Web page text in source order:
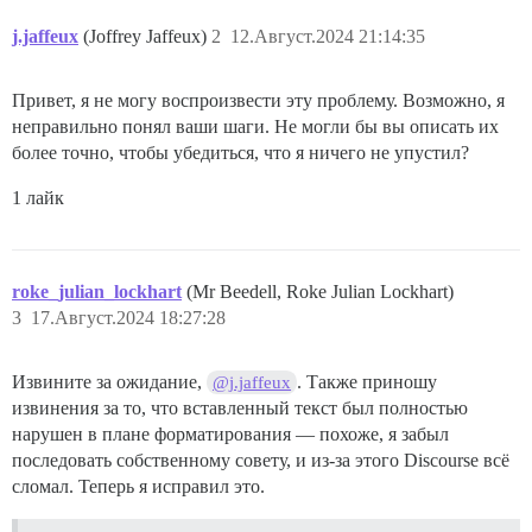
1. > Дата
1. > Место
1. > Имя пациента
1. > Причина визита
1. > Опасения пациента
1. > Лекарственные средства
1. > Примечания к лекарствам
1. > Группа крови
1. > Рецепт на очки
1. > Описание рецепта
1. > Описание восстановления
1. > Дата операции
1. > Описание операции
1. > Медицинские состояния
1. > Диагноз
1. > Психическое здоровье
1. > Примечания к терапии
1. > Сервер
1. > База данных
1. > Имя пользователя
1. > Псевдоним
#### **ВОДИТЕЛЬСКОЕ УДОСТОВЕРЕНИЕ**
1. > Полное имя
1. > Адрес
j.jaffeux (Joffrey Jaffeux) 12.Август.2024 21:14:35
2
Привет, я не могу воспроизвести эту проблему. Возможно, я
неправильно понял ваши шаги. Не могли бы вы описать их
более точно, чтобы убедиться, что я ничего не упустил?
1 лайк
roke_julian_lockhart (Mr Beedell, Roke Julian Lockhart)
17.Август.2024 18:27:28
3
Извините за ожидание, @j.jaffeux . Также приношу
извинения за то, что вставленный текст был полностью
нарушен в плане форматирования — похоже, я забыл
последовать собственному совету, и из-за этого Discourse всё
сломал. Теперь я исправил это.